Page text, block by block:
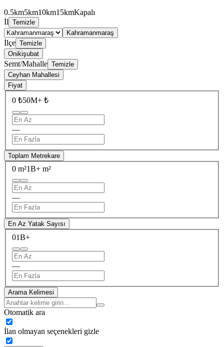
0.5km5km10km15kmKapalı
İl Temizle
Kahramanmaraş
İlçe Temizle
Onikişubat
Semt/Mahalle Temizle
Ceyhan Mahallesi
Fiyat
0 ₺50M+ ₺
—
Toplam Metrekare
0 m²1B+ m²
—
En Az Yatak Sayısı
01B+
—
Arama Kelimesi
Otomatik ara
İlan olmayan seçenekleri gizle